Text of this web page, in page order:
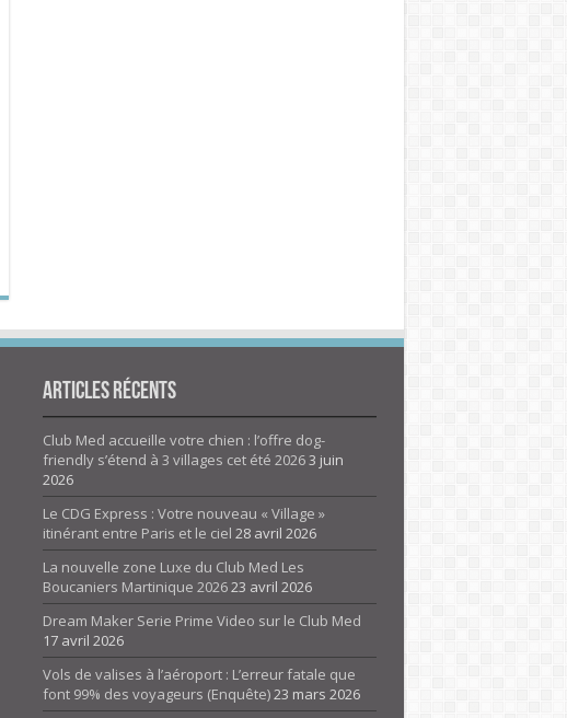
Articles Récents
Club Med accueille votre chien : l’offre dog-
friendly s’étend à 3 villages cet été 20263 juin
2026
Le CDG Express : Votre nouveau « Village »
itinérant entre Paris et le ciel 28 avril 2026
La nouvelle zone Luxe du Club Med Les
Boucaniers Martinique 202623 avril 2026
Dream Maker Serie Prime Video sur le Club Med
17 avril 2026
Vols de valises à l’aéroport : L’erreur fatale que
font 99% des voyageurs (Enquête)23 mars 2026